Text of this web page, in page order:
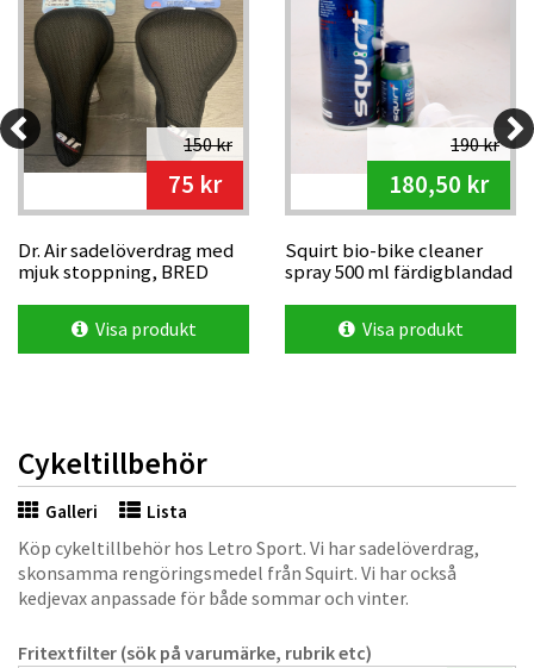
150 kr
75 kr
Dr. Air sadelöverdrag med
mjuk stoppning, BRED
Visa produkt
190 kr
180,50 kr
Squirt bio-bike cleaner
spray 500 ml färdigblandad
Visa produkt
Cykeltillbehör
Galleri Lista
Köp cykeltillbehör hos Letro Sport. Vi har sadelöverdrag,
skonsamma rengöringsmedel från Squirt. Vi har också
kedjevax anpassade för både sommar och vinter.
Fritextfilter (sök på varumärke, rubrik etc)